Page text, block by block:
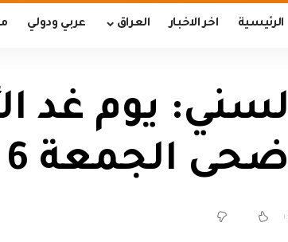
الرئيسية اخر الاخبار العراق عربي ودولي
يوم غد
الجمعة 6 حزيران